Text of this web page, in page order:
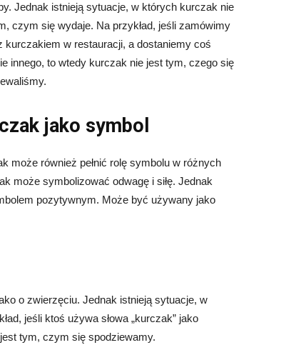
Jednak istnieją sytuacje, w których kurczak nie
czym się wydaje. Na przykład, jeśli zamówimy
kurczakiem w restauracji, a dostaniemy coś
innego, to wtedy kurczak nie jest tym, czego się
jako symbol
może również pełnić rolę symbolu w różnych
może symbolizować odwagę i siłę. Jednak
pozytywnym. Może być używany jako
o zwierzęciu. Jednak istnieją sytuacje, w
jeśli ktoś używa słowa „kurczak” jako
tym, czym się spodziewamy.